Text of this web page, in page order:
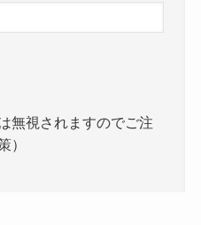
無視されますのでご注
）